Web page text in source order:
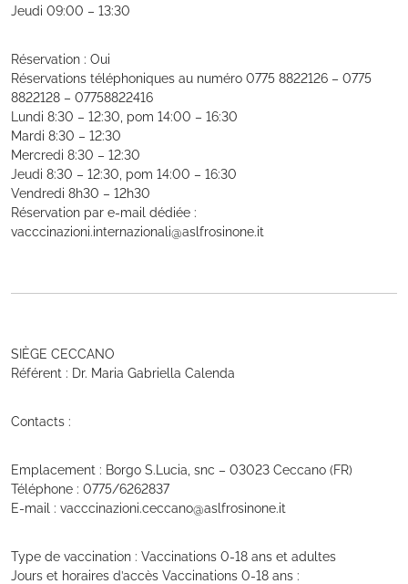
Jeudi 09:00 – 13:30
Réservation : Oui
Réservations téléphoniques au numéro 0775 8822126 – 0775
8822128 – 07758822416
Lundi 8:30 – 12:30, pom 14:00 – 16:30
Mardi 8:30 – 12:30
Mercredi 8:30 – 12:30
Jeudi 8:30 – 12:30, pom 14:00 – 16:30
Vendredi 8h30 – 12h30
Réservation par e-mail dédiée :
vacccinazioni.internazionali@aslfrosinone.it
SIÈGE CECCANO
Référent : Dr. Maria Gabriella Calenda
Contacts :
Emplacement : Borgo S.Lucia, snc – 03023 Ceccano (FR)
Téléphone : 0775/6262837
E-mail : vacccinazioni.ceccano@aslfrosinone.it
Type de vaccination : Vaccinations 0-18 ans et adultes
Jours et horaires d’accès Vaccinations 0-18 ans :